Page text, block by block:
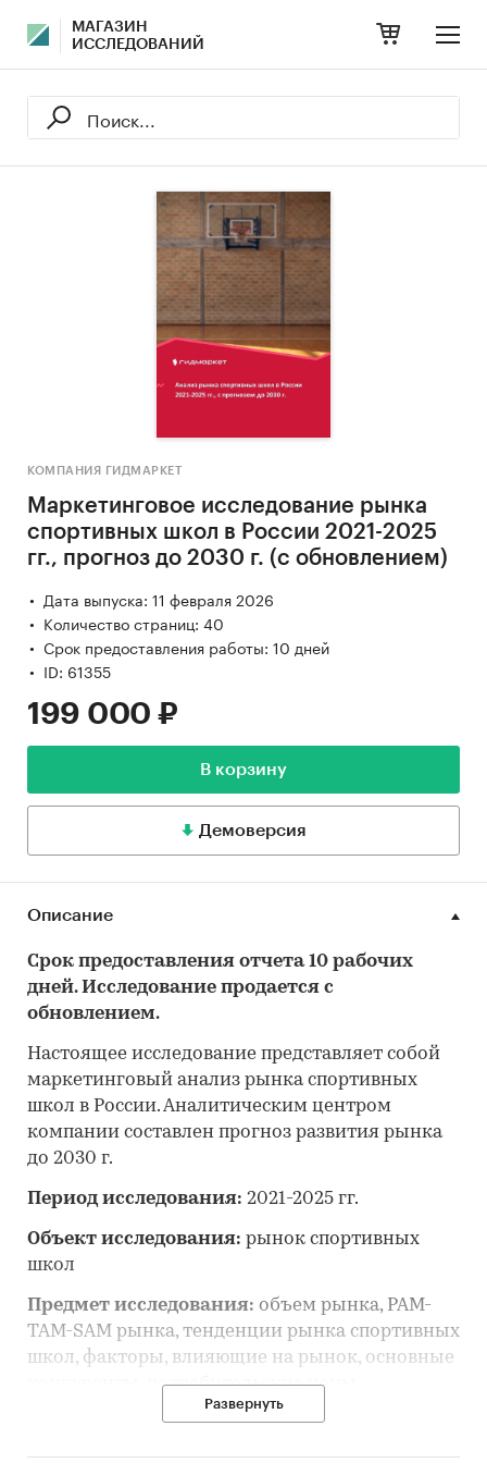
МАГАЗИН
ИССЛЕДОВАНИЙ
КОМПАНИЯ ГИДМАРКЕТ
Маркетинговое исследование рынка
спортивных школ в России 2021-2025
гг., прогноз до 2030 г. (с обновлением)
Дата выпуска: 11 февраля 2026
Количество страниц: 40
Срок предоставления работы: 10 дней
ID: 61355
199 000 ₽
В корзину
Демоверсия
Описание
Срок предоставления отчета 10 рабочих
дней. Исследование продается с
обновлением.
Настоящее исследование представляет собой
маркетинговый анализ рынка спортивных
школ в России. Аналитическим центром
компании составлен прогноз развития рынка
до 2030 г.
Период исследования: 2021-2025 гг.
Объект исследования: рынок спортивных
школ
Предмет исследования: объем рынка, PAM-
TAM-SAM рынка, тенденции рынка спортивных
школ, факторы, влияющие на рынок, основные
конкуренты, потребительские цены,
отраслевые финансово-экономические
Развернуть